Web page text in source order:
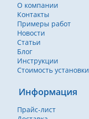
О компании
Контакты
Примеры работ
Новости
Статьи
Блог
Инструкции
Стоимость установки
Информация
Прайс-лист